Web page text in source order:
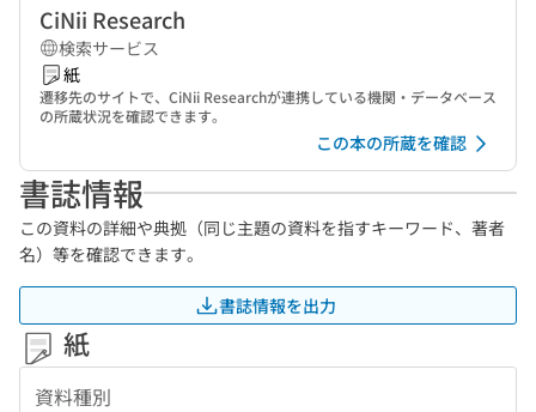
CiNii Research
検索サービス
紙
遷移先のサイトで、CiNii Researchが連携している機関・データベース
の所蔵状況を確認できます。
この本の所蔵を確認
書誌情報
この資料の詳細や典拠（同じ主題の資料を指すキーワード、著者
名）等を確認できます。
書誌情報を出力
紙
資料種別